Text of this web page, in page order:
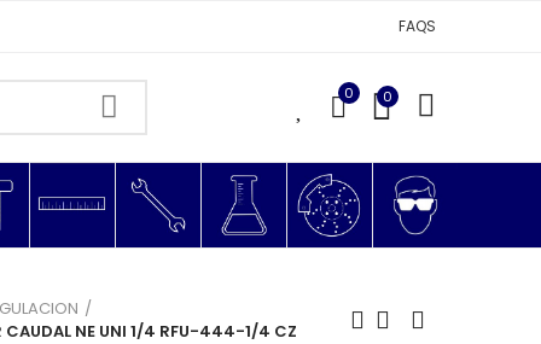
FAQS
0 0
CAUDAL NE UNI 1/4 RFU-444-1/4 CZ